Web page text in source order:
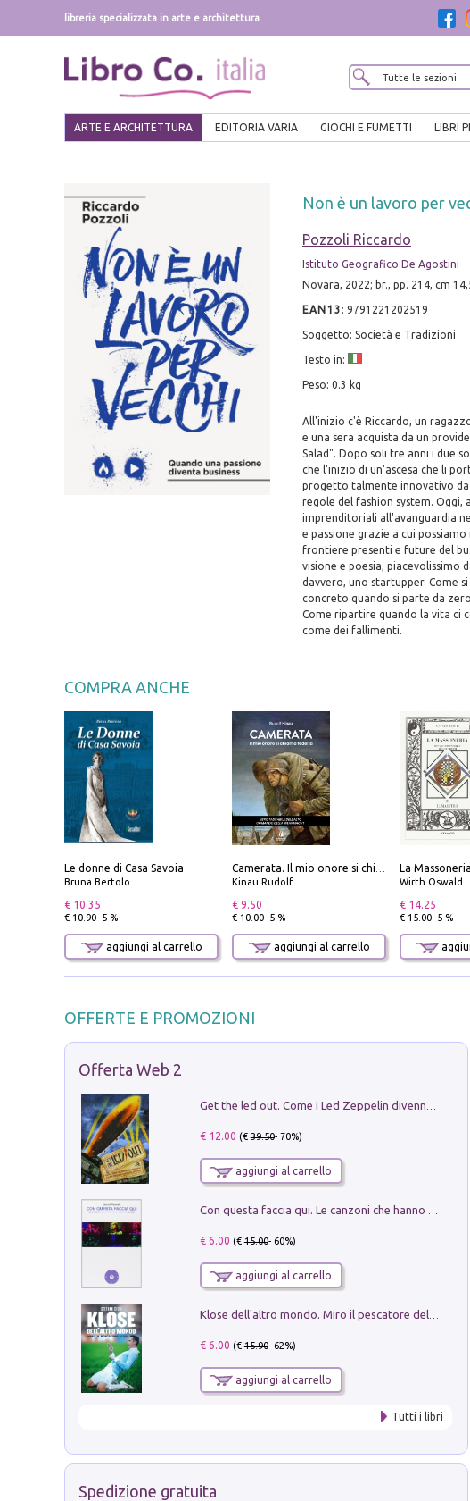
libreria specializzata in arte e architettura
ARTE E ARCHITETTURA EDITORIA VARIA GIOCHI E FUMETTI LIBRI
Non è un lavoro per
Pozzoli Riccardo
Istituto Geografico De Agostini
Novara, 2022; br., pp. 214, cm
EAN13 : 9791221202519
Soggetto: Società e Tradizioni
Testo in:
Peso: 0.3 kg
All'inizio c'è Riccardo, un
e una sera acquista da un
Salad". Dopo soli tre anni i due
che l'inizio di un'ascesa che li
progetto talmente innovativo
regole del fashion system. Oggi,
imprenditoriali all'avanguardia
e passione grazie a cui
frontiere presenti e future del
visione e poesia, piacevolissimo
davvero, uno startupper. Come
concreto quando si parte da
Come ripartire quando la vita ci
come dei fallimenti.
COMPRA ANCHE
Le donne di Casa Savoia
Bruna Bertolo
€ 10.35
€ 10.90 -5 %
aggiungi al carrello
Kinau Rudolf
€ 9.50
€ 10.00 -5 %
aggiungi al carrello
Wirth Oswald
€ 14.25
€ 15.00 -5 %
OFFERTE E PROMOZIONI
Offerta Web 2
€ 12.00 (€39.50- 70%)
aggiungi al carrello
€ 6.00 (€15.00- 60%)
aggiungi al carrello
Klose dell'altro mondo. Miro il pescatore del goal
€ 6.00 (€15.90- 62%)
aggiungi al carrello
Tutti i libri
Spedizione gratuita